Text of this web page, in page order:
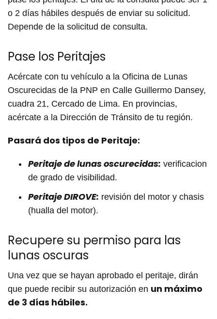
o 2 días hábiles después de enviar su solicitud.
Depende de la solicitud de consulta.
Pase los Peritajes
Acércate con tu vehículo a la Oficina de Lunas
Oscurecidas de la PNP en Calle Guillermo Dansey,
cuadra 21, Cercado de Lima. En provincias,
acércate a la Dirección de Tránsito de tu región.
Pasará dos tipos de Peritaje:
Peritaje de lunas oscurecidas: verificacion
de grado de visibilidad.
Peritaje DIROVE: revisión del motor y chasis
(hualla del motor).
Recupere su permiso para las
lunas oscuras
Una vez que se hayan aprobado el peritaje, dirán
que puede recibir su autorización en un máximo
de 3 días hábiles.